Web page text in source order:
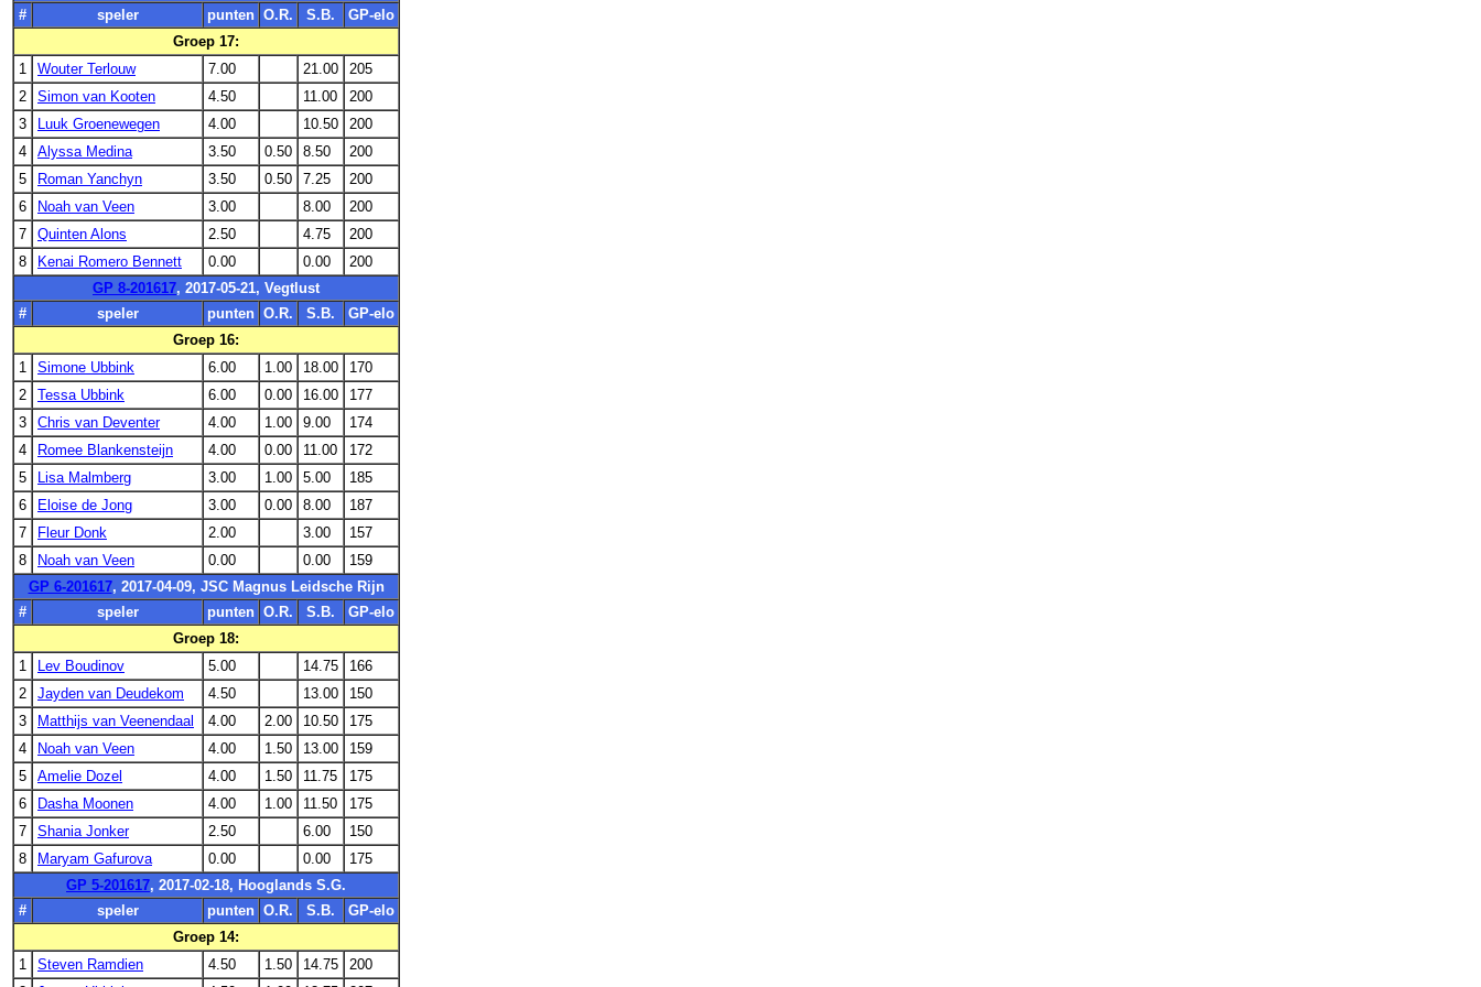
#
speler punten O.R. S.B.
GP-elo
Groep 17:
1
Wouter Terlouw 7.00 21.00
205
2
Simon van Kooten 4.50 11.00
200
3
Luuk Groenewegen 4.00 10.50
200
4
Alyssa Medina 3.50 0.50 8.50
200
5
Roman Yanchyn 3.50 0.50 7.25
200
6
Noah van Veen 3.00 8.00
200
7
Quinten Alons 2.50 4.75
200
8
Kenai Romero Bennett 0.00 0.00
200
GP 8-201617, 2017-05-21, Vegtlust
#
speler punten O.R. S.B.
GP-elo
Groep 16:
1
Simone Ubbink 6.00 1.00 18.00
170
2
Tessa Ubbink 6.00 0.00 16.00
177
3
Chris van Deventer 4.00 1.00 9.00
174
4
Romee Blankensteijn 4.00 0.00 11.00
172
5
Lisa Malmberg 3.00 1.00 5.00
185
6
Eloise de Jong 3.00 0.00 8.00
187
7
Fleur Donk 2.00 3.00
157
8
Noah van Veen 0.00 0.00
159
GP 6-201617, 2017-04-09, JSC Magnus Leidsche Rijn
#
speler punten O.R. S.B.
GP-elo
Groep 18:
1
Lev Boudinov 5.00 14.75
166
2
Jayden van Deudekom 4.50 13.00
150
3
Matthijs van Veenendaal 4.00 2.00 10.50
175
4
Noah van Veen 4.00 1.50 13.00
159
5
Amelie Dozel 4.00 1.50 11.75
175
6
Dasha Moonen 4.00 1.00 11.50
175
7
Shania Jonker 2.50 6.00
150
8
Maryam Gafurova 0.00 0.00
175
GP 5-201617, 2017-02-18, Hooglands S.G.
#
speler punten O.R. S.B.
GP-elo
Groep 14:
1
Steven Ramdien 4.50 1.50 14.75
200